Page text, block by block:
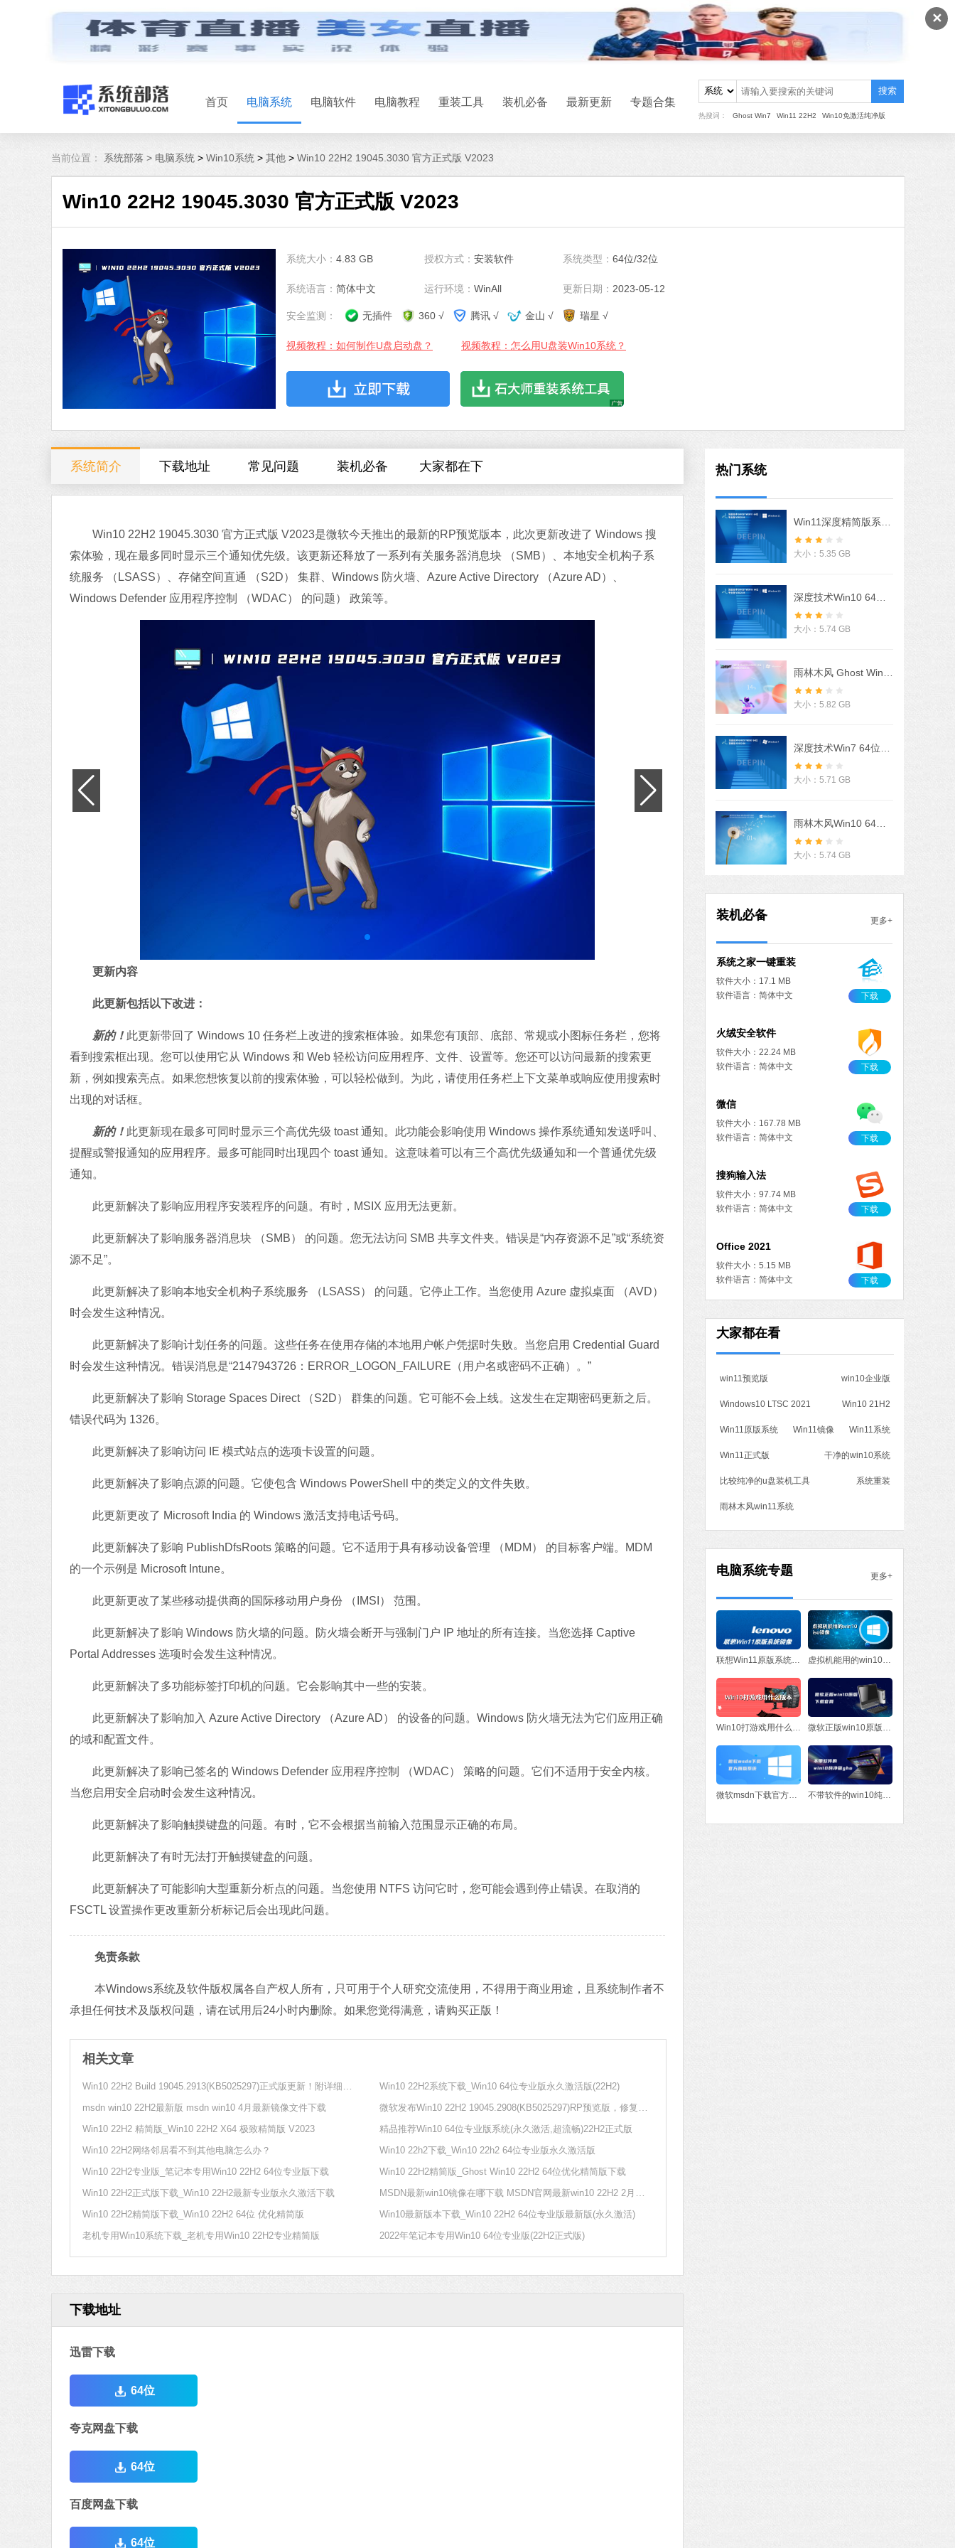
✕
首页 电脑系统 电脑软件 电脑教程 重装工具 装机必备 最新更新 专题合集
搜索
热搜词： Ghost Win7 Win11 22H2 Win10免激活纯净版
当前位置： 系统部落 > 电脑系统 > Win10系统 > 其他 > Win10 22H2 19045.3030 官方正式版 V2023
Win10 22H2 19045.3030 官方正式版 V2023
系统大小： 4.83 GB 授权方式：安装软件 系统类型： 64位/32位
系统语言： 简体中文 运行环境：WinAll 更新日期： 2023-05-12
安全监测： 无插件 360 √ 腾讯 √ 金山 √ 瑞星 √
视频教程：如何制作U盘启动盘？ 视频教程：怎么用U盘装Win10系统？
系统简介 下载地址 常见问题 装机必备 大家都在下
Win10 22H2 19045.3030 官方正式版 V2023是微软今天推出的最新的RP预览版本，此次更新改进了 Windows 搜
索体验，现在最多同时显示三个通知优先级。该更新还释放了一系列有关服务器消息块 （SMB）、本地安全机构子系
统服务 （LSASS）、存储空间直通 （S2D） 集群、Windows 防火墙、Azure Active Directory （Azure AD）、
Windows Defender 应用程序控制 （WDAC） 的问题） 政策等。
更新内容
此更新包括以下改进：
新的！ 此更新带回了 Windows 10 任务栏上改进的搜索框体验。如果您有顶部、底部、常规或小图标任务栏，您将
看到搜索框出现。您可以使用它从 Windows 和 Web 轻松访问应用程序、文件、设置等。您还可以访问最新的搜索更
新，例如搜索亮点。如果您想恢复以前的搜索体验，可以轻松做到。为此，请使用任务栏上下文菜单或响应使用搜索时
出现的对话框。
新的！ 此更新现在最多可同时显示三个高优先级 toast 通知。此功能会影响使用 Windows 操作系统通知发送呼叫、
提醒或警报通知的应用程序。最多可能同时出现四个 toast 通知。这意味着可以有三个高优先级通知和一个普通优先级
通知。
此更新解决了影响应用程序安装程序的问题。有时，MSIX 应用无法更新。
此更新解决了影响服务器消息块 （SMB） 的问题。您无法访问 SMB 共享文件夹。错误是“内存资源不足”或“系统资
源不足”。
此更新解决了影响本地安全机构子系统服务 （LSASS） 的问题。它停止工作。当您使用 Azure 虚拟桌面 （AVD）
时会发生这种情况。
此更新解决了影响计划任务的问题。这些任务在使用存储的本地用户帐户凭据时失败。当您启用 Credential Guard
时会发生这种情况。错误消息是“2147943726：ERROR_LOGON_FAILURE（用户名或密码不正确）。”
此更新解决了影响 Storage Spaces Direct （S2D） 群集的问题。它可能不会上线。这发生在定期密码更新之后。
错误代码为 1326。
此更新解决了影响访问 IE 模式站点的选项卡设置的问题。
此更新解决了影响点源的问题。它使包含 Windows PowerShell 中的类定义的文件失败。
此更新更改了 Microsoft India 的 Windows 激活支持电话号码。
此更新解决了影响 PublishDfsRoots 策略的问题。它不适用于具有移动设备管理 （MDM） 的目标客户端。MDM
的一个示例是 Microsoft Intune。
此更新更改了某些移动提供商的国际移动用户身份 （IMSI） 范围。
此更新解决了影响 Windows 防火墙的问题。防火墙会断开与强制门户 IP 地址的所有连接。当您选择 Captive
Portal Addresses 选项时会发生这种情况。
此更新解决了多功能标签打印机的问题。它会影响其中一些的安装。
此更新解决了影响加入 Azure Active Directory （Azure AD） 的设备的问题。Windows 防火墙无法为它们应用正确
的域和配置文件。
此更新解决了影响已签名的 Windows Defender 应用程序控制 （WDAC） 策略的问题。它们不适用于安全内核。
当您启用安全启动时会发生这种情况。
此更新解决了影响触摸键盘的问题。有时，它不会根据当前输入范围显示正确的布局。
此更新解决了有时无法打开触摸键盘的问题。
此更新解决了可能影响大型重新分析点的问题。当您使用 NTFS 访问它时，您可能会遇到停止错误。在取消的
FSCTL 设置操作更改重新分析标记后会出现此问题。
免责条款
本Windows系统及软件版权属各自产权人所有，只可用于个人研究交流使用，不得用于商业用途，且系统制作者不
承担任何技术及版权问题，请在试用后24小时内删除。如果您觉得满意，请购买正版！
相关文章
Win10 22H2系统下载_Win10 64位专业版永久激活版(22H2)
msdn win10 22H2最新版 msdn win10 4月最新镜像文件下载
Win10 22H2 精简版_Win10 22H2 X64 极致精简版 V2023
精品推荐Win10 64位专业版系统(永久激活,超流畅)22H2正式版
Win10 22H2网络邻居看不到其他电脑怎么办？
Win10 22h2下载_Win10 22h2 64位专业版永久激活版
Win10 22H2专业版_笔记本专用Win10 22H2 64位专业版下载
Win10 22H2精简版_Ghost Win10 22H2 64位优化精简版下载
Win10 22H2正式版下载_Win10 22H2最新专业版永久激活下载
Win10 22H2精简版下载_Win10 22H2 64位 优化精简版
Win10最新版本下载_Win10 22H2 64位专业版最新版(永久激活)
老机专用Win10系统下载_老机专用Win10 22H2专业精简版
2022年笔记本专用Win10 64位专业版(22H2正式版)
下载地址
迅雷下载
64位
夸克网盘下载
64位
百度网盘下载
64位
热门系统
大小：5.35 GB
大小：5.74 GB
大小：5.82 GB
大小：5.71 GB
大小：5.74 GB
装机必备 更多+
软件语言：简体中文
微信
软件语言：简体中文
Office 2021
软件大小：5.15 MB
石大师U盘制作工具
软件大小：19.78 MB
软件语言：简体中文
石大师一键重装系统
软件大小：19.78 MB
软件语言：简体中文
微信
软件大小：153.87 MB
软件语言：简体中文
腾讯视频
软件大小：78.47 MB
软件语言：简体中文
Microsoft Office 2016
软件大小：5.15 MB
软件语言：简体中文
下载
系统之家一键重装
软件大小：17.1 MB
软件语言：简体中文
下载
火绒安全软件
软件大小：22.24 MB
软件语言：简体中文
下载
微信
软件大小：167.78 MB
软件语言：简体中文
下载
搜狗输入法
软件大小：97.74 MB
软件语言：简体中文
下载
Office 2021
软件大小：5.15 MB
软件语言：简体中文
下载
软件语言：简体中文
下载
软件大小：19.78 MB
腾讯视频
软件大小：78.47 MB
软件语言：简体中文
大家都在看
win11预览版 win10企业版
Windows10 LTSC 2021 Win10 21H2
Win11原版系统 Win11镜像 Win11系统
Win11正式版 干净的win10系统
比较纯净的u盘装机工具 系统重装
雨林木风win11系统
电脑系统专题 更多+
联想Win11原版系统镜像 虚拟机能用的win10iso镜像
Win10打游戏用什么版本 微软正版win10原版下载官网
微软msdn下载官方原版系统 不带软件的win10纯净版gho